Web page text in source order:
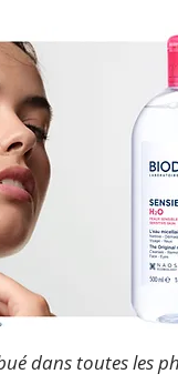
dans toutes les